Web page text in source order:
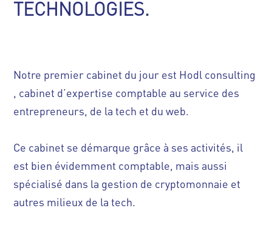
TECHNOLOGIES.
Notre premier cabinet du jour est Hodl consulting
, cabinet d’expertise comptable au service des
entrepreneurs, de la tech et du web.
Ce cabinet se démarque grâce à ses activités, il
est bien évidemment comptable, mais aussi
spécialisé dans la gestion de cryptomonnaie et
autres milieux de la tech.